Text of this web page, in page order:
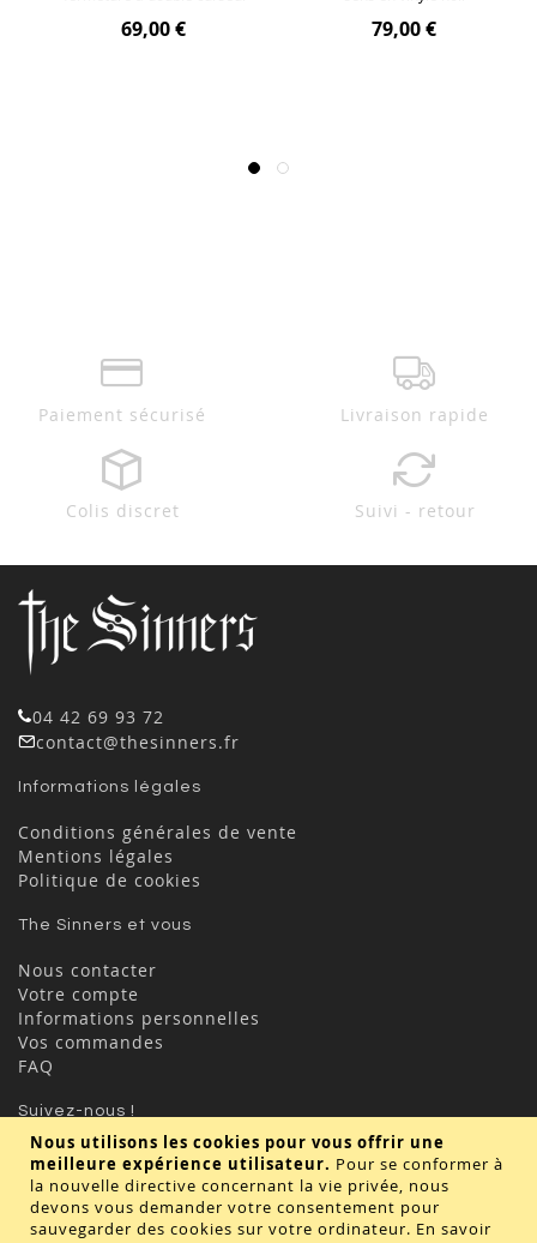
Nous utilisons les cookies pour vous offrir une
meilleure expérience utilisateur. Pour se conformer à
la nouvelle directive concernant la vie privée, nous
devons vous demander votre consentement pour
sauvegarder des cookies sur votre ordinateur. En savoir
69,00 € 79,00 €
Paiement sécurisé Livraison rapide
Colis discret Suivi - retour
04 42 69 93 72
contact@thesinners.fr
Informations légales
Conditions générales de vente
Mentions légales
Politique de cookies
The Sinners et vous
Nous contacter
Votre compte
Informations personnelles
Vos commandes
FAQ
Suivez-nous !